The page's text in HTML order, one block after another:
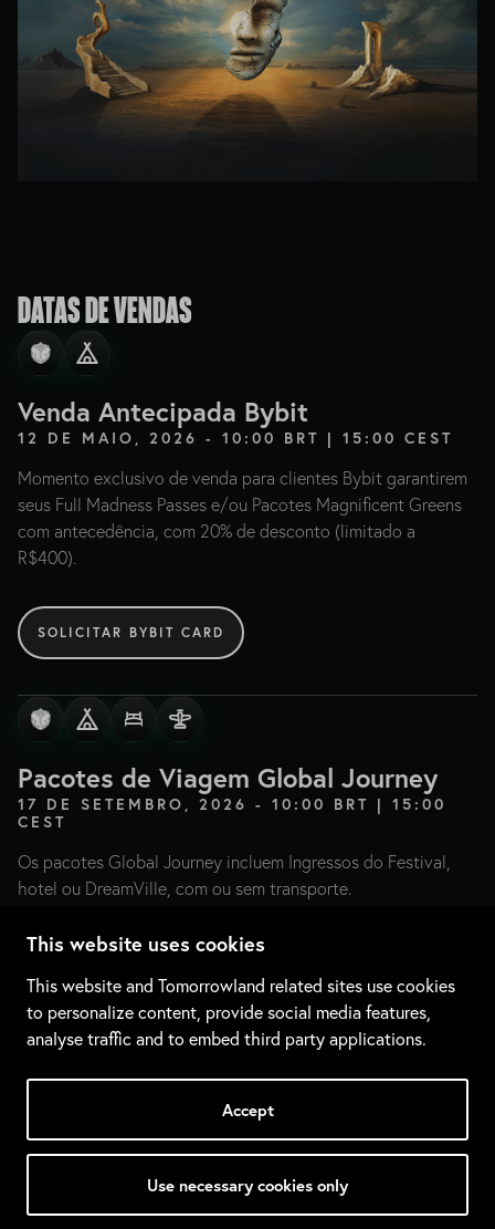
This website uses cookies
This website and Tomorrowland related sites use cookies
to personalize content, provide social media features,
analyse traffic and to embed third party applications.
Accept
Use necessary cookies only
Datas de vendas
Venda Antecipada Bybit
12 DE MAIO, 2026 - 10:00 BRT | 15:00 CEST
Momento exclusivo de venda para clientes Bybit garantirem
seus Full Madness Passes e/ou Pacotes Magnificent Greens
com antecedência, com 20% de desconto (limitado a
R$400).
SOLICITAR BYBIT CARD
Pacotes de Viagem Global Journey
17 DE SETEMBRO, 2026 - 10:00 BRT | 15:00
CEST
Os pacotes Global Journey incluem Ingressos do Festival,
hotel ou DreamVille, com ou sem transporte.
Pré-Venda Exclusiva Bybit
21 DE SETEMBRO, 2026 - 10:00 BRT | 15:00
CEST
Pré-venda para clientes com conta e Bybit Card garantirem
Ingressos do Festival e/ou Pacotes DreamVille com